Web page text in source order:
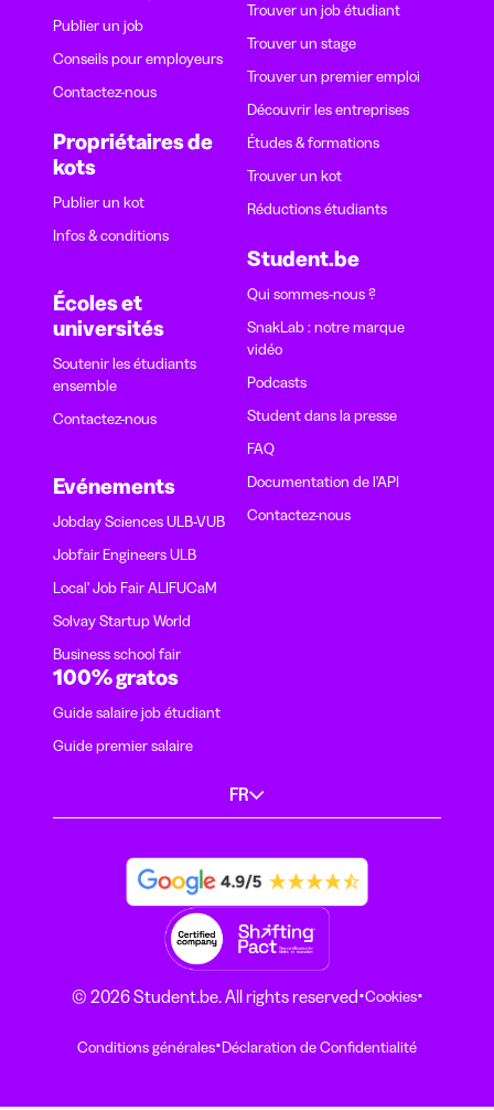
Publier un job
Conseils pour employeurs
Contactez-nous
Propriétaires de
kots
Publier un kot
Infos & conditions
Écoles et
universités
Soutenir les étudiants
ensemble
Contactez-nous
Evénements
Jobday Sciences ULB-VUB
Jobfair Engineers ULB
Local' Job Fair ALIFUCaM
Solvay Startup World
Business school fair
Trouver un job étudiant
Trouver un stage
Trouver un premier emploi
Découvrir les entreprises
Études & formations
Trouver un kot
Réductions étudiants
Student.be
Qui sommes-nous ?
SnakLab : notre marque
vidéo
Podcasts
Student dans la presse
FAQ
Documentation de l'API
Contactez-nous
100% gratos
Guide salaire job étudiant
Guide premier salaire
FR
© 2026 Student.be. All rights reserved·Cookies·
Conditions générales·Déclaration de Confidentialité